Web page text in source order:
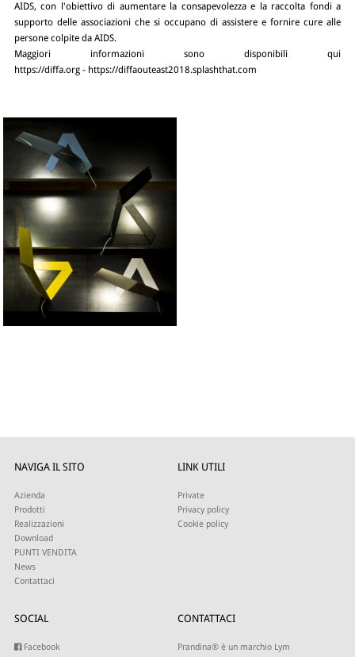
AIDS, con l'obiettivo di aumentare la consapevolezza e la raccolta fondi a
supporto delle associazioni che si occupano di assistere e fornire cure alle
persone colpite da AIDS.
Maggiori informazioni sono disponibili qui
https://diffa.org- https://diffaouteast2018.splashthat.com
NAVIGA IL SITO
Azienda
Prodotti
Realizzazioni
Download
PUNTI VENDITA
News
Contattaci
LINK UTILI
Private
Privacy policy
Cookie policy
SOCIAL
Facebook
CONTATTACI
Prandina® è un marchio Lym